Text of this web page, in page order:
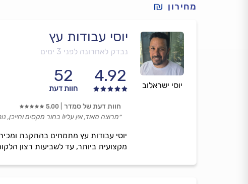
מחירון
יוסי ישראלוב
יוסי עבודות עץ
נבדק לאחרונה לפני 3 ימים
4.92
52
חוות דעת
יוסי עבודות עץ מתמחים בהתקנת
מקצועית ביותר, עד לשביעות רצון
חוות דעת של סמדר 5.00
״מרוצה מאוד, אין עליו! בחור מקסים